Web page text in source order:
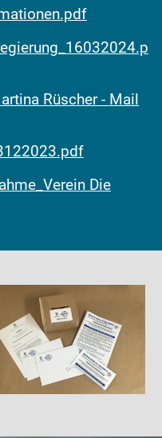
Rüscher - Mail
Die